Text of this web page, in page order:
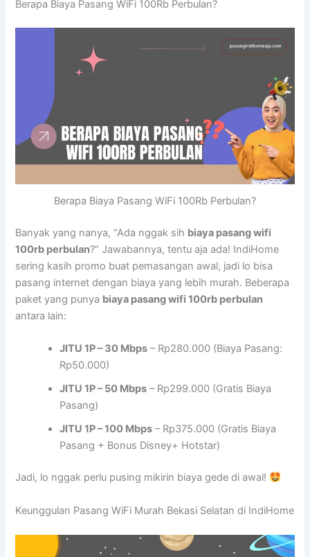
Berapa Biaya Pasang WiFi 100Rb Perbulan?
Berapa Biaya Pasang WiFi 100Rb Perbulan?
Banyak yang nanya, “Ada nggak sih biaya pasang wifi
100rb perbulan?” Jawabannya, tentu aja ada! IndiHome
sering kasih promo buat pemasangan awal, jadi lo bisa
pasang internet dengan biaya yang lebih murah. Beberapa
paket yang punya biaya pasang wifi 100rb perbulan
antara lain:
JITU 1P – 30 Mbps – Rp280.000 (Biaya Pasang:
Rp50.000)
JITU 1P – 50 Mbps – Rp299.000 (Gratis Biaya
Pasang)
JITU 1P – 100 Mbps – Rp375.000 (Gratis Biaya
Pasang + Bonus Disney+ Hotstar)
Jadi, lo nggak perlu pusing mikirin biaya gede di awal!
Keunggulan Pasang WiFi Murah Bekasi Selatan di IndiHome